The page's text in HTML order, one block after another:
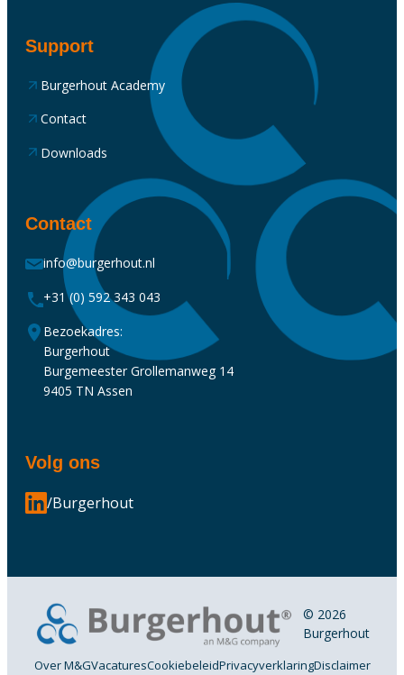
Support
Burgerhout Academy
Contact
Downloads
Contact
info@burgerhout.nl
+31 (0) 592 343 043
Bezoekadres:
Burgerhout
Burgemeester Grollemanweg 14
9405 TN Assen
Volg ons
/Burgerhout
© 2026
Burgerhout
Over M&GVacaturesCookiebeleidPrivacyverklaringDisclaimer